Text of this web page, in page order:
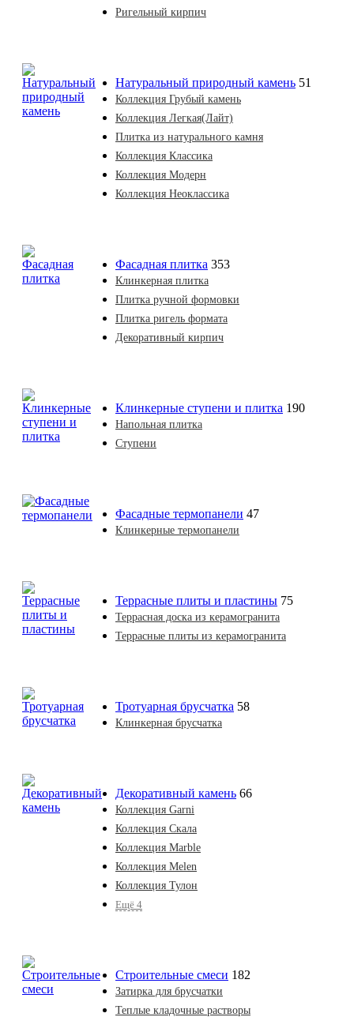
Ригельный кирпич
Натуральный природный камень 51
Коллекция Грубый камень
Коллекция Легкая(Лайт)
Плитка из натурального камня
Коллекция Классика
Коллекция Модерн
Коллекция Неоклассика
Фасадная плитка 353
Клинкерная плитка
Плитка ручной формовки
Плитка ригель формата
Декоративный кирпич
Клинкерные ступени и плитка 190
Напольная плитка
Ступени
Фасадные термопанели 47
Клинкерные термопанели
Террасные плиты и пластины 75
Террасная доска из керамогранита
Террасные плиты из керамогранита
Тротуарная брусчатка 58
Клинкерная брусчатка
Декоративный камень 66
Коллекция Garni
Коллекция Скала
Коллекция Marble
Коллекция Melen
Коллекция Тулон
Ещё 4
Строительные смеси 182
Затирка для брусчатки
Теплые кладочные растворы